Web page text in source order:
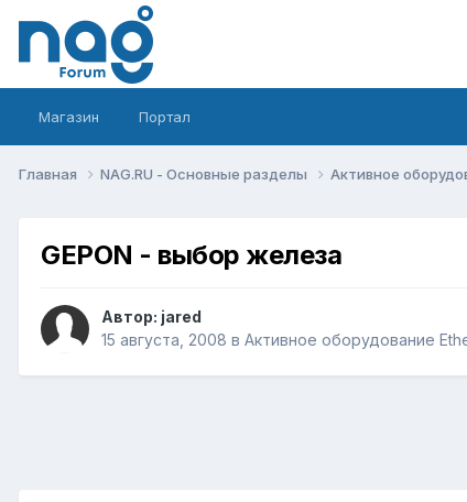
Магазин Портал
Главная NAG.RU - Основные разделы Активное
GEPON - выбор железа
Автор: jared
15 августа, 2008 в Активное оборудование